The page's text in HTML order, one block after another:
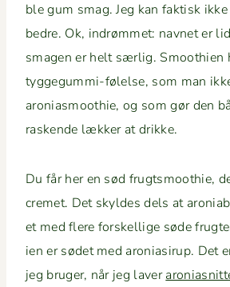
ble gum smag. Jeg kan fak­tisk
bedre. Ok, indrøm­met: navnet er
sma­gen er helt særlig. Smooth­ien
tyggegum­mi-følelse, som man
aro­ni­as­mooth­ie, og som gør den
rask­ende lækker at drikke.
Du får her en sød frugtsmooth­ie,
cremet. Det skyldes dels at
et med flere forskel­lige søde
ien er sødet med aro­ni­asirup. Det
jeg bruger, når jeg laver